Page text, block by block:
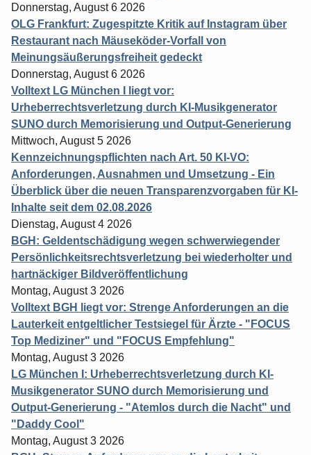
Donnerstag, August 6 2026
OLG Frankfurt: Zugespitzte Kritik auf Instagram über
Restaurant nach Mäuseköder-Vorfall von
Meinungsäußerungsfreiheit gedeckt
Donnerstag, August 6 2026
Volltext LG München I liegt vor:
Urheberrechtsverletzung durch KI-Musikgenerator
SUNO durch Memorisierung und Output-Generierung
Mittwoch, August 5 2026
Kennzeichnungspflichten nach Art. 50 KI-VO:
Anforderungen, Ausnahmen und Umsetzung - Ein
Überblick über die neuen Transparenzvorgaben für KI-
Inhalte seit dem 02.08.2026
Dienstag, August 4 2026
BGH: Geldentschädigung wegen schwerwiegender
Persönlichkeitsrechtsverletzung bei wiederholter und
hartnäckiger Bildveröffentlichung
Montag, August 3 2026
Volltext BGH liegt vor: Strenge Anforderungen an die
Lauterkeit entgeltlicher Testsiegel für Ärzte - "FOCUS
Top Mediziner" und "FOCUS Empfehlung"
Montag, August 3 2026
LG München I: Urheberrechtsverletzung durch KI-
Musikgenerator SUNO durch Memorisierung und
Output-Generierung - "Atemlos durch die Nacht" und
"Daddy Cool"
Montag, August 3 2026